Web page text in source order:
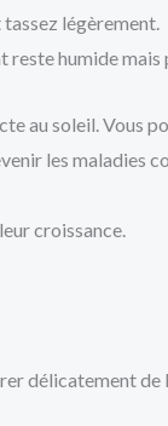
tassez légèrement.
reste humide mais
au soleil. Vous
les maladies
croissance.
délicatement